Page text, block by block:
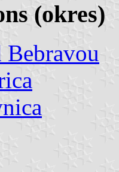
(okres)
Bebravou